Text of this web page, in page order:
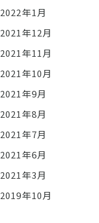
2022年1月
2021年12月
2021年11月
2021年10月
2021年9月
2021年8月
2021年7月
2021年6月
2021年3月
2019年10月